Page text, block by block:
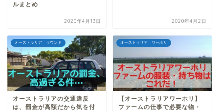
ルまとめ
2020年4月13日 2020年4月2日
オーストラリア ラウンド
オーストラリアの交通違反
は、罰金が高額だから気を付
オーストラリア ワーホリ
【オーストラリアワーホリ】
ファームの仕事で必要な物・